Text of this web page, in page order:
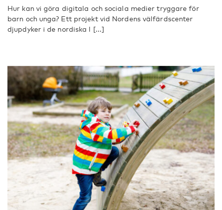
Hur kan vi göra digitala och sociala medier tryggare för
barn och unga? Ett projekt vid Nordens välfärdscenter
djupdyker i de nordiska l [...]